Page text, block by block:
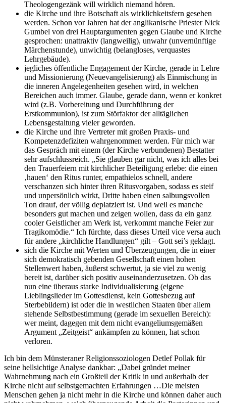
Theologengezänk will wirklich niemand hören.
die Kirche und ihre Botschaft als wirklichkeitsfern gesehen
werden. Schon vor Jahren hat der anglikanische Priester Nick
Gumbel von drei Hauptargumenten gegen Glaube und Kirche
gesprochen: unattraktiv (langweilig), unwahr (unvernünftige
Märchenstunde), unwichtig (belangloses, verquastes
Lehrgebäude).
jegliches öffentliche Engagement der Kirche, gerade in Lehre
und Missionierung (Neuevangelisierung) als Einmischung in
die inneren Angelegenheiten gesehen wird, in welchen
Bereichen auch immer. Glaube, gerade dann, wenn er konkret
wird (z.B. Vorbereitung und Durchführung der
Erstkommunion), ist zum Störfaktor der alltäglichen
Lebensgestaltung vieler geworden.
die Kirche und ihre Vertreter mit großen Praxis- und
Kompetenzdefiziten wahrgenommen werden. Für mich war
das Gespräch mit einem (der Kirche verbundenen) Bestatter
sehr aufschlussreich. „Sie glauben gar nicht, was ich alles bei
den Trauerfeiern mit kirchlicher Beteiligung erlebe: die einen
‚hauen‘ den Ritus runter, empathielos schnell, andere
verschanzen sich hinter ihren Ritusvorgaben, sodass es steif
und unpersönlich wirkt, Dritte haben einen salbungsvollen
Ton drauf, der völlig deplatziert ist. Und weil es manche
besonders gut machen und zeigen wollen, dass da ein ganz
cooler Geistlicher am Werk ist, verkommt manche Feier zur
Tragikomödie.“ Ich fürchte, dass dieses Urteil vice versa auch
für andere „kirchliche Handlungen“ gilt – Gott sei’s geklagt.
sich die Kirche mit Werten und Überzeugungen, die in einer
sich demokratisch gebenden Gesellschaft einen hohen
Stellenwert haben, äußerst schwertut, ja sie viel zu wenig
bereit ist, darüber sich positiv auseinanderzusetzen. Ob das
nun eine überaus starke Individualisierung (eigene
Lieblingslieder im Gottesdienst, kein Gottesbezug auf
Sterbebildern) ist oder die in westlichen Staaten über allem
stehende Selbstbestimmung (gerade im sexuellen Bereich):
wer meint, dagegen mit dem nicht evangeliumsgemäßen
Argument „Zeitgeist“ ankämpfen zu können, hat schon
verloren.
Ich bin dem Münsteraner Religionssoziologen Detlef Pollak für
seine hellsichtige Analyse dankbar: „Dabei gründet meiner
Wahrnehmung nach ein Großteil der Kritik in und außerhalb der
Kirche nicht auf selbstgemachten Erfahrungen …Die meisten
Menschen gehen ja nicht mehr in die Kirche und können daher auch